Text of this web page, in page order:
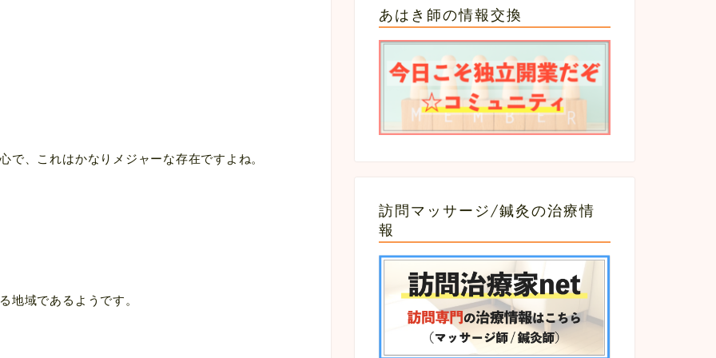
で、これはかなりメジャーな存在ですよね。
地域であるようです。
あはき師の情報交換
訪問マッサージ/鍼灸の治療情
報